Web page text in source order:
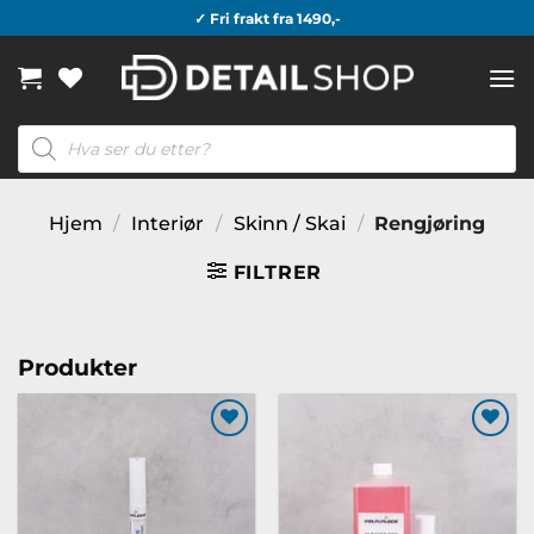
to
content
✓ Fri frakt fra 1490,-
Products
search
Hjem / Interiør / Skinn / Skai / Rengjøring
FILTRER
Produkter